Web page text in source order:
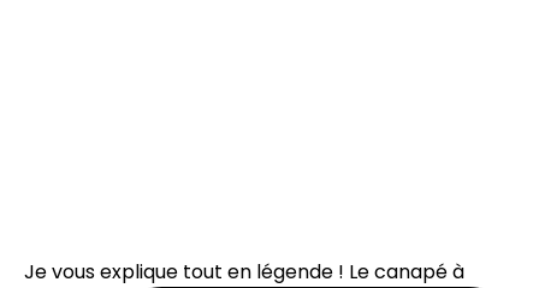
Je vous explique tout en légende ! Le canapé à